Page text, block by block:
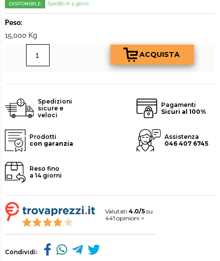
DISPONIBILE Spedito in 5 giorni
Peso:
15,000 Kg
Spedizioni
sicure e
veloci
Pagamenti
Sicuri al 100%
Prodotti
con garanzia
Assistenza
046 407 6745
Reso fino
a 14 giorni
Valutati 4.0/5 su
441 opinioni >
Condividi: